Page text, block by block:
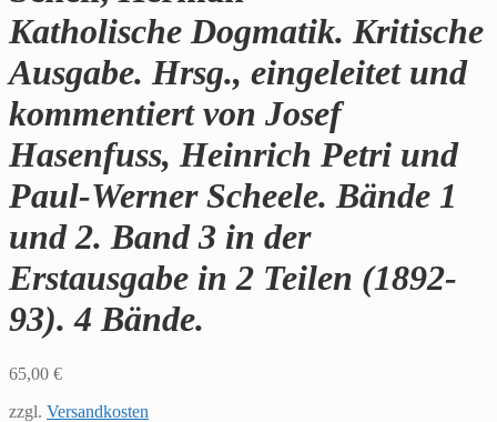
Katholische Dogmatik. Kritische
Ausgabe. Hrsg., eingeleitet und
kommentiert von Josef
Hasenfuss, Heinrich Petri und
Paul-Werner Scheele. Bände 1
und 2. Band 3 in der
Erstausgabe in 2 Teilen (1892-
93). 4 Bände.
65,00 €
zzgl. Versandkosten